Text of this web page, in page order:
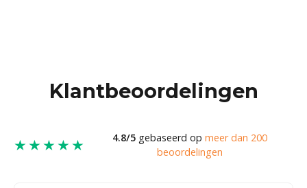
Klantbeoordelingen
★★★★★ 4.8/5gebaseerd op meer dan 200
beoordelingen